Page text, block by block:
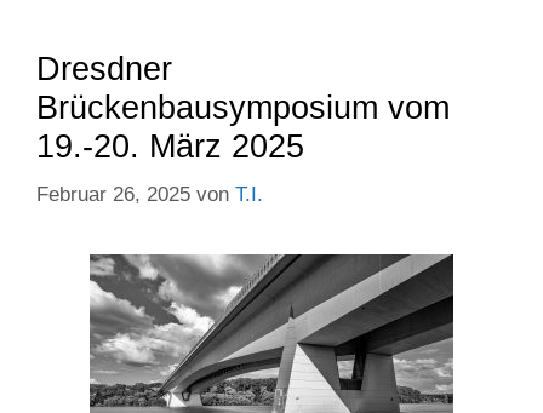
Dresdner
Brückenbausymposium vom
19.-20. März 2025
Februar 26, 2025 von T.I.